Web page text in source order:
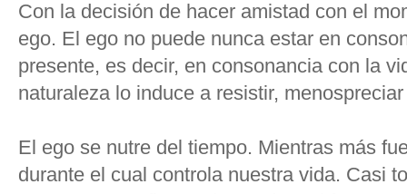
Con la decisión de hacer amistad con el
ego. El ego no puede nunca estar en
presente, es decir, en consonancia con la
naturaleza lo induce a resistir,
El ego se nutre del tiempo. Mientras más
durante el cual controla nuestra vida. Casi